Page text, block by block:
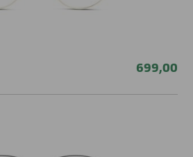
699,00